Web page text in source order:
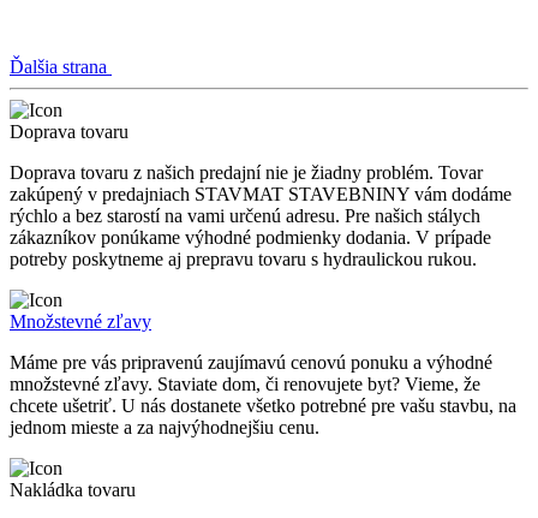
Ďalšia strana
Doprava tovaru
Doprava tovaru z našich predajní nie je žiadny problém. Tovar
zakúpený v predajniach STAVMAT STAVEBNINY vám dodáme
rýchlo a bez starostí na vami určenú adresu. Pre našich stálych
zákazníkov ponúkame výhodné podmienky dodania. V prípade
potreby poskytneme aj prepravu tovaru s hydraulickou rukou.
Množstevné zľavy
Máme pre vás pripravenú zaujímavú cenovú ponuku a výhodné
množstevné zľavy. Staviate dom, či renovujete byt? Vieme, že
chcete ušetriť. U nás dostanete všetko potrebné pre vašu stavbu, na
jednom mieste a za najvýhodnejšiu cenu.
Nakládka tovaru